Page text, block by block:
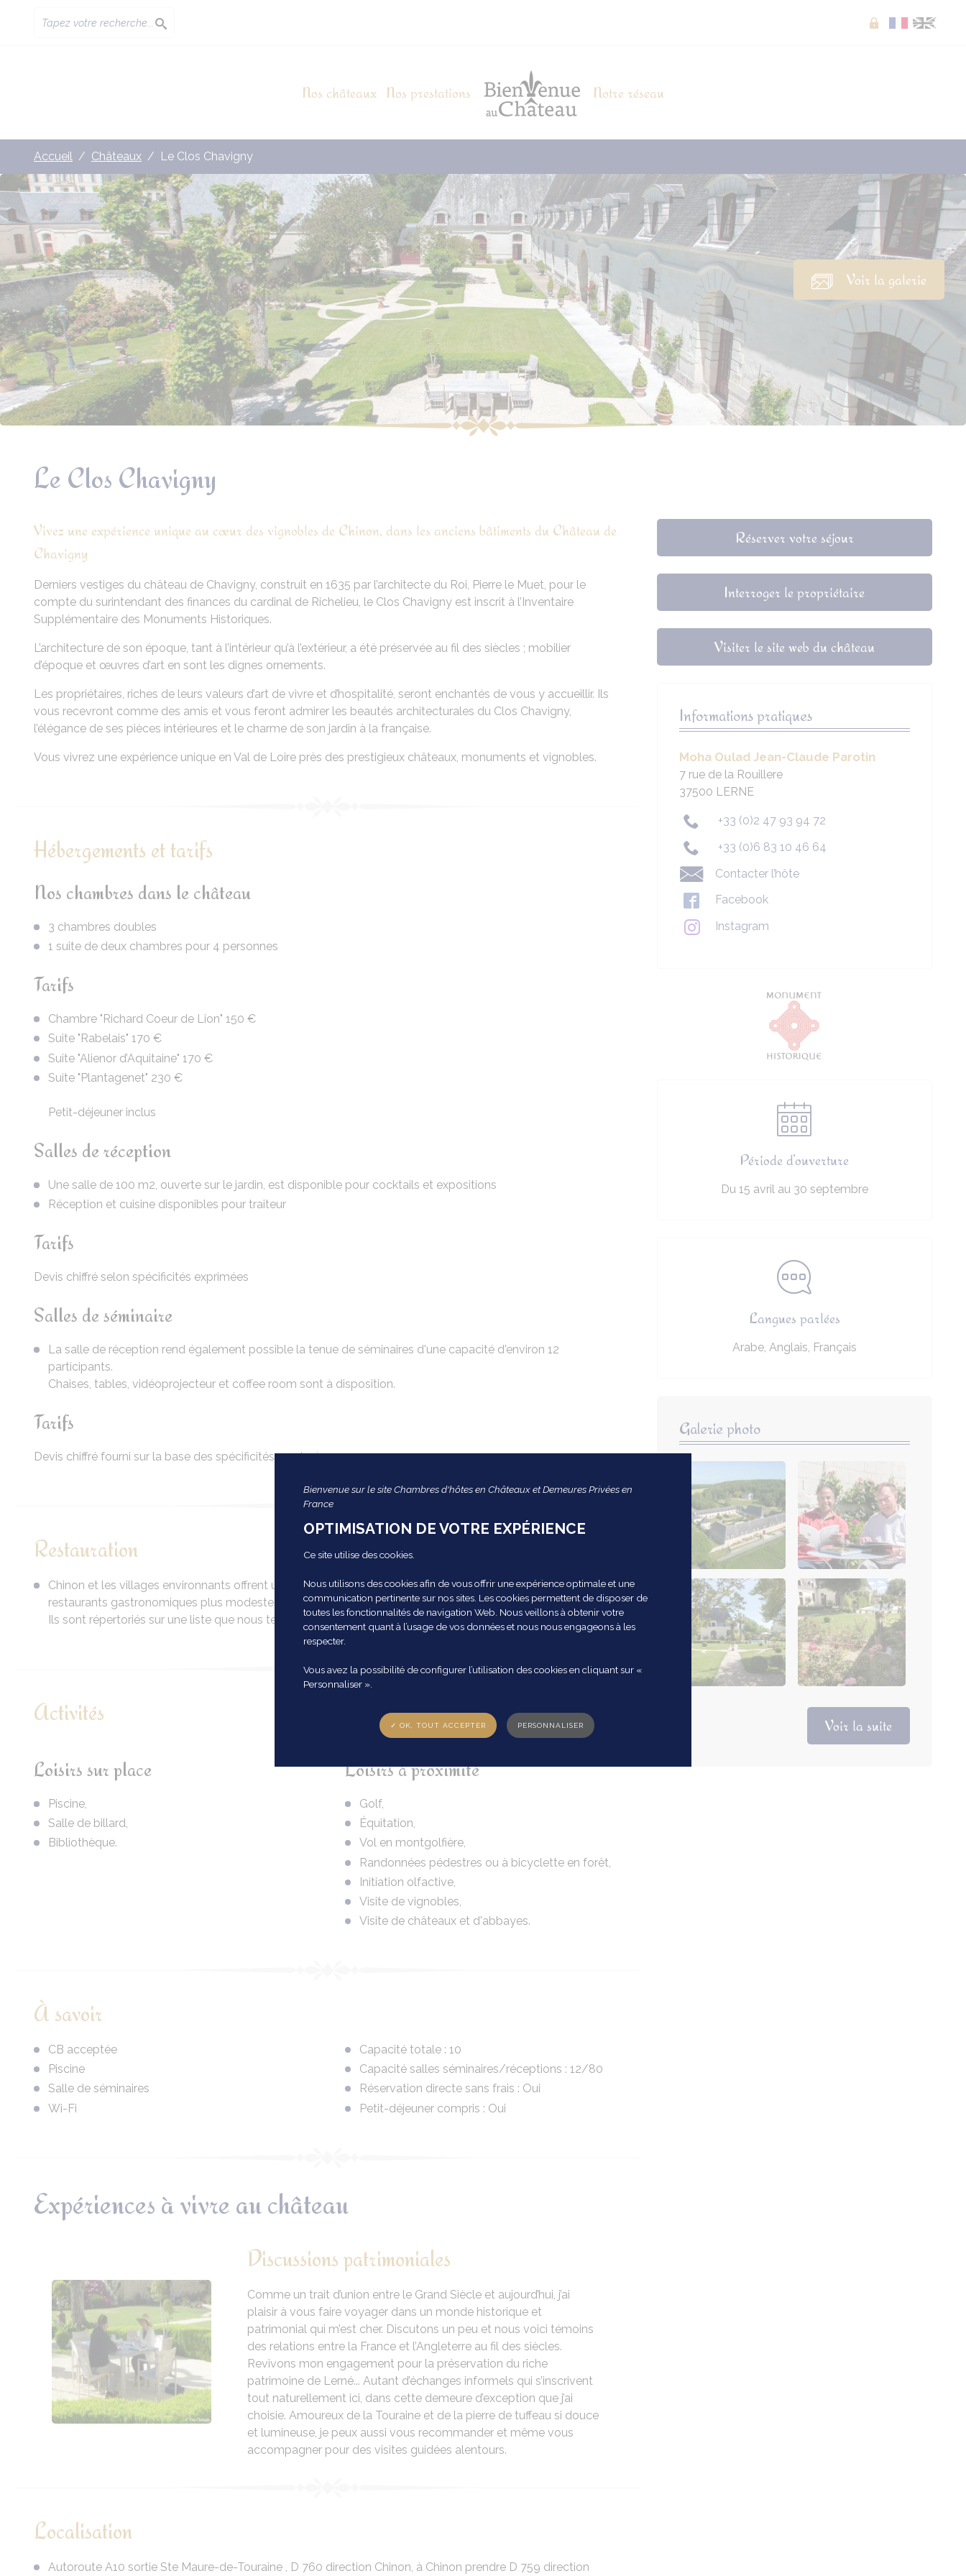
Extranet
Nos châteaux Nos prestations Notre réseau
Accueil Châteaux Le Clos Chavigny
Voir la galerie
Le Clos Chavigny
Vivez une expérience unique au cœur des vignobles de Chinon, dans les anciens bâtiments du Château de
Chavigny
Derniers vestiges du château de Chavigny, construit en 1635 par l’architecte du Roi, Pierre le Muet, pour le
compte du surintendant des finances du cardinal de Richelieu, le Clos Chavigny est inscrit à l’Inventaire
Supplémentaire des Monuments Historiques.
L’architecture de son époque, tant à l’intérieur qu’à l’extérieur, a été préservée au fil des siècles ; mobilier
d’époque et œuvres d’art en sont les dignes ornements.
Les propriétaires, riches de leurs valeurs d’art de vivre et d’hospitalité, seront enchantés de vous y accueillir. Ils
vous recevront comme des amis et vous feront admirer les beautés architecturales du Clos Chavigny,
l’élégance de ses pièces intérieures et le charme de son jardin à la française.
Vous vivrez une expérience unique en Val de Loire près des prestigieux châteaux, monuments et vignobles.
Hébergements et tarifs
Nos chambres dans le château
3 chambres doubles
1 suite de deux chambres pour 4 personnes
Tarifs
Chambre "Richard Coeur de Lion" 150 €
Suite "Rabelais" 170 €
Suite "Alienor d’Aquitaine" 170 €
Suite "Plantagenet" 230 €
Petit-déjeuner inclus
Salles de réception
Une salle de 100 m2, ouverte sur le jardin, est disponible pour cocktails et expositions
Réception et cuisine disponibles pour traiteur
Tarifs
Devis chiffré selon spécificités exprimées
Salles de séminaire
La salle de réception rend également possible la tenue de séminaires d'une capacité d'environ 12
participants.
Chaises, tables, vidéoprojecteur et coffee room sont à disposition.
Tarifs
Devis chiffré fourni sur la base des spécificités exprimées
Restauration
Chinon et les villages environnants offrent une très grande diversité allant des restaurants étoilés à des
restaurants gastronomiques plus modestes, mais tous de très bonne qualité.
Ils sont répertoriés sur une liste que nous tenons à disposition. Ceux qui y figurent ont tous été testés.
Activités
Loisirs sur place
Piscine,
Salle de billard,
Bibliothèque.
Loisirs à proximité
Golf,
Équitation,
Vol en montgolfière,
Randonnées pédestres ou à bicyclette en forêt,
Initiation olfactive,
Visite de vignobles,
Visite de châteaux et d'abbayes.
À savoir
CB acceptée
Piscine
Salle de séminaires
Wi-Fi
Capacité totale : 10
Capacité salles séminaires/réceptions : 12/80
Réservation directe sans frais : Oui
Petit-déjeuner compris : Oui
Expériences à vivre au château
Discussions patrimoniales
Comme un trait d’union entre le Grand Siècle et aujourd’hui, j’ai
plaisir à vous faire voyager dans un monde historique et
patrimonial qui m’est cher. Discutons un peu et nous voici témoins
des relations entre la France et l’Angleterre au fil des siècles.
Revivons mon engagement pour la préservation du riche
patrimoine de Lerné... Autant d’échanges informels qui s’inscrivent
tout naturellement ici, dans cette demeure d’exception que j’ai
choisie. Amoureux de la Touraine et de la pierre de tuffeau si douce
et lumineuse, je peux aussi vous recommander et même vous
accompagner pour des visites guidées alentours.
Localisation
Autoroute A10 sortie Ste Maure-de-Touraine , D 760 direction Chinon, à Chinon prendre D 759 direction
Réserver votre séjour
Interroger le propriétaire
Visiter le site web du château
Informations pratiques
Moha Oulad Jean-Claude Parotin
7 rue de la Rouillere
37500 LERNE
+33 (0)2 47 93 94 72
+33 (0)6 83 10 46 64
Contacter l’hôte
Facebook
Instagram
Période d’ouverture
Du 15 avril au 30 septembre
Langues parlées
Arabe, Anglais, Français
Galerie photo
Voir la suite
Bienvenue sur le site Chambres d'hôtes en Châteaux et Demeures Privées en
France
OPTIMISATION DE VOTRE EXPÉRIENCE
Ce site utilise des cookies.
Nous utilisons des cookies afin de vous offrir une expérience optimale et une
communication pertinente sur nos sites. Les cookies permettent de disposer de
toutes les fonctionnalités de navigation Web. Nous veillons à obtenir votre
consentement quant à l’usage de vos données et nous nous engageons à les
respecter.
Vous avez la possibilité de configurer l’utilisation des cookies en cliquant sur «
Personnaliser ».
✓ OK, TOUT ACCEPTER PERSONNALISER